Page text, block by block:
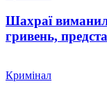
Шахраї
гривень,
Кримінал